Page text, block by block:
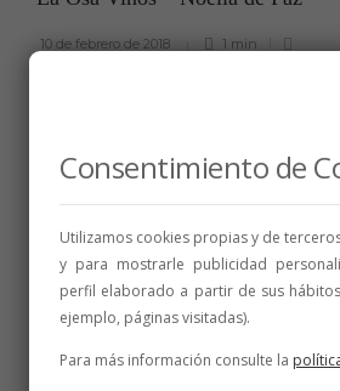
10 de febrero de 2018 1 min
Consentimiento de
Utilizamos cookies propias y de
y para mostrarle publicidad
perfil elaborado a partir de sus
ejemplo, páginas visitadas).
Para más información consulte la